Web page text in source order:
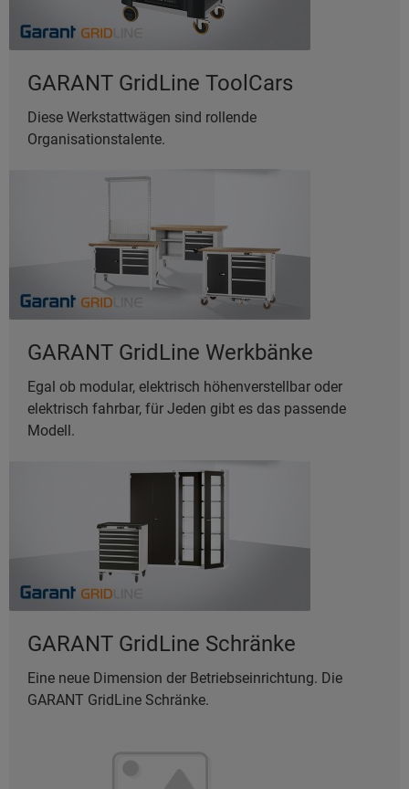
GARANT GridLine ToolCars
Diese Werkstattwägen sind rollende
Organisationstalente.
GARANT GridLine Werkbänke
Egal ob modular, elektrisch höhenverstellbar oder
elektrisch fahrbar, für Jeden gibt es das passende
Modell.
GARANT GridLine Schränke
Eine neue Dimension der Betriebseinrichtung. Die
GARANT GridLine Schränke.